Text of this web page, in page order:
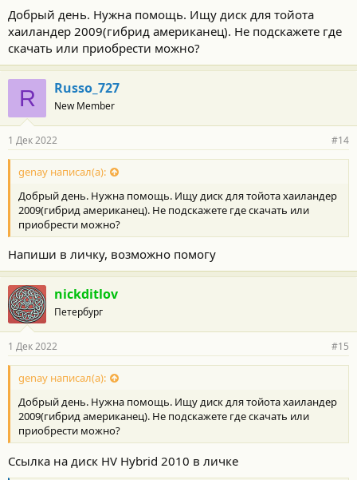
Добрый день. Нужна помощь. Ищу диск для тойота
хаиландер 2009(гибрид американец). Не подскажете где
скачать или приобрести можно?
R Russo_727
New Member
1 Дек 2022 #14
genay написал(а):
Добрый день. Нужна помощь. Ищу диск для тойота хаиландер
2009(гибрид американец). Не подскажете где скачать или
приобрести можно?
Напиши в личку, возможно помогу
nickditlov
Петербург
1 Дек 2022 #15
genay написал(а):
Добрый день. Нужна помощь. Ищу диск для тойота хаиландер
2009(гибрид американец). Не подскажете где скачать или
приобрести можно?
Ссылка на диск HV Hybrid 2010 в личке